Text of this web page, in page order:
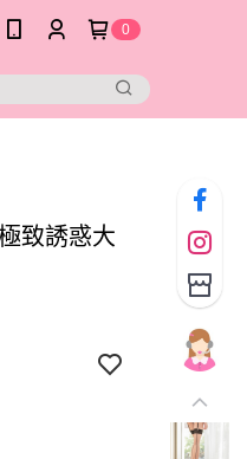
0
致誘惑大